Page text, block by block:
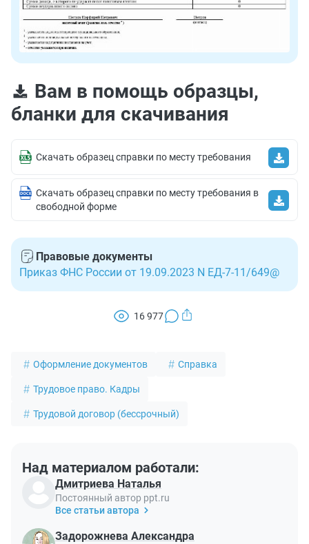
Вам в помощь образцы,
бланки для скачивания
Скачать образец справки по месту требования
Скачать образец справки по месту требования в
свободной форме
Правовые документы
Приказ ФНС России от 19.09.2023 N ЕД-7-11/649@
16 977
Оформление документов Справка
Трудовое право. Кадры
Трудовой договор (бессрочный)
Над материалом работали:
Дмитриева Наталья
Постоянный автор ppt.ru
Все статьи автора
Задорожнева Александра